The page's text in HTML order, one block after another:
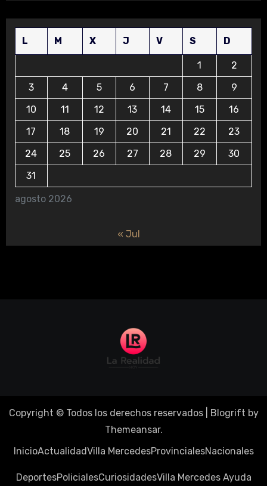
agosto 2026
L M X J V S D
1
2
3
4 5 6 7 8
9
10
11 12 13 14 15
16
17
18 19 20 21 22
23
24
25 26 27 28 29
30
31
« Jul
Copyright © Todos los derechos reservados Blogrift by
Themeansar.
InicioActualidadVilla MercedesProvincialesNacionales
DeportesPolicialesCuriosidadesVilla Mercedes Ayuda